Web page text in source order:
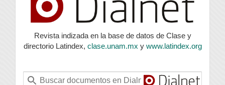
Revista indizada en la base de datos de Clase y
directorio Latindex, clase.unam.mx y www.latindex.org